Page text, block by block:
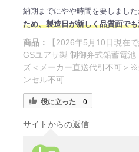
納期までにやや時間を要しました
ため、製造日が新しく品質面で
商品：
【2026年5月10日現在
GSユアサ製 制御弁式鉛蓄電
ズ＜メーカー直送代引不可＞
ンセル不可
役に立った 0
サイトからの返信